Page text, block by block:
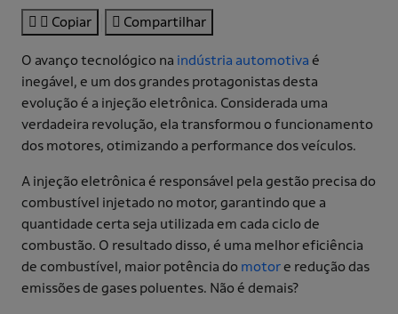
Copiar Compartilhar
O avanço tecnológico na indústria automotiva é
inegável, e um dos grandes protagonistas desta
evolução é a injeção eletrônica. Considerada uma
verdadeira revolução, ela transformou o funcionamento
dos motores, otimizando a performance dos veículos.
A injeção eletrônica é responsável pela gestão precisa do
combustível injetado no motor, garantindo que a
quantidade certa seja utilizada em cada ciclo de
combustão. O resultado disso, é uma melhor eficiência
de combustível, maior potência do motore redução das
emissões de gases poluentes. Não é demais?